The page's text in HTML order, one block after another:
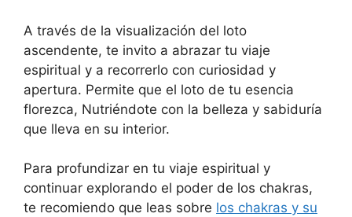
A través de la visualización del loto
ascendente, te invito a abrazar tu viaje
espiritual y a recorrerlo con curiosidad y
apertura. Permite que el loto de tu esencia
florezca, Nutriéndote con la belleza y sabiduría
que lleva en su interior.
Para profundizar en tu viaje espiritual y
continuar explorando el poder de los chakras,
te recomiendo que leas sobre los chakras y su